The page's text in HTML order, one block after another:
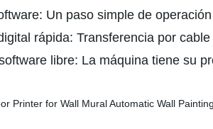
Un paso simple de operación
rápida: Transferencia por
libre: La máquina tiene su